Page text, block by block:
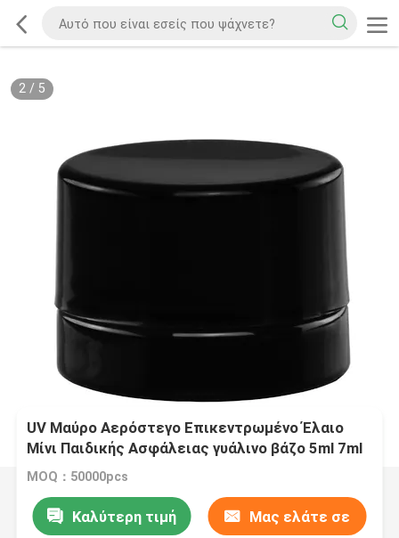
2/ 5
UV Μαύρο Αερόστεγο Επικεντρωμένο Έλαιο
Μίνι Παιδικής Ασφάλειας γυάλινο βάζο 5ml 7ml
9ml Με Κέπα
MOQ：50000pcs
Καλύτερη τιμή Μας ελάτε σε